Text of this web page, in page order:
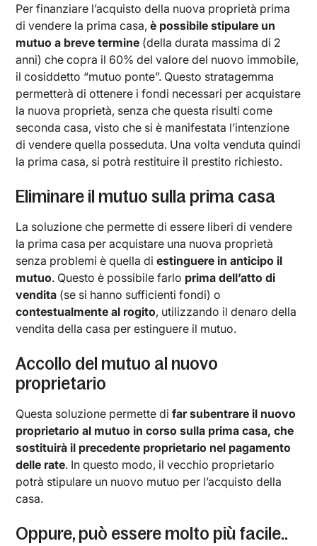
Per finanziare l’acquisto della nuova proprietà prima
di vendere la prima casa,è possibile stipulare un
mutuo a breve termine (della durata massima di 2
anni) che copra il 60% del valore del nuovo immobile,
il cosiddetto “mutuo ponte”. Questo stratagemma
permetterà di ottenere i fondi necessari per acquistare
la nuova proprietà, senza che questa risulti come
seconda casa, visto che si è manifestata l’intenzione
di vendere quella posseduta. Una volta venduta quindi
la prima casa, si potrà restituire il prestito richiesto.
Eliminare il mutuo sulla prima casa
La soluzione che permette di essere liberi di vendere
la prima casa per acquistare una nuova proprietà
senza problemi è quella diestinguere in anticipo il
mutuo. Questo è possibile farlo prima dell’atto di
vendita (se si hanno sufficienti fondi) o
contestualmente al rogito, utilizzando il denaro della
vendita della casa per estinguere il mutuo.
Accollo del mutuo al nuovo
proprietario
Questa soluzione permette difar subentrare il nuovo
proprietario al mutuo in corso sulla prima casa, che
sostituirà il precedente proprietario nel pagamento
delle rate. In questo modo, il vecchio proprietario
potrà stipulare un nuovo mutuo per l’acquisto della
casa.
Oppure, può essere molto più facile..